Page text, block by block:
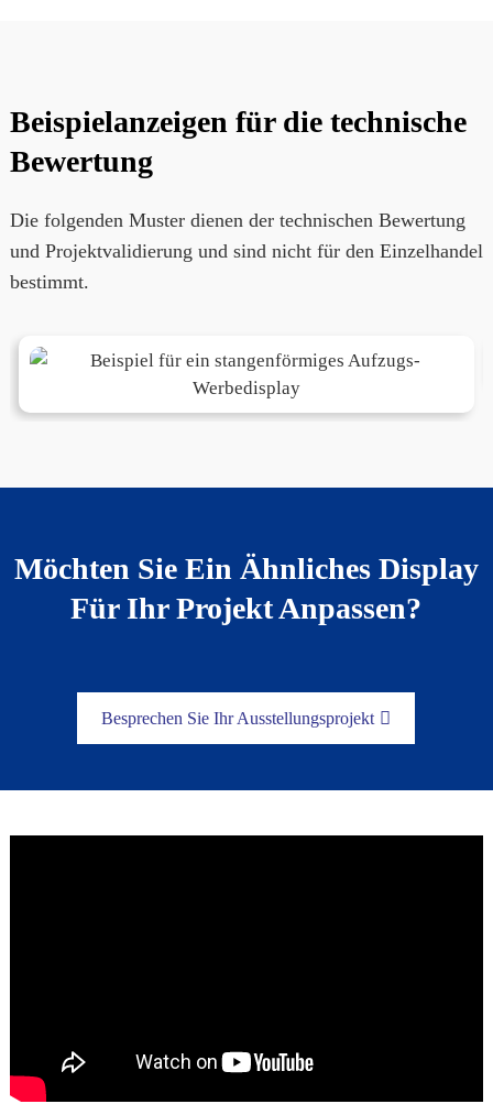
Beispielanzeigen für die technische
Bewertung
Die folgenden Muster dienen der technischen Bewertung
und Projektvalidierung und sind nicht für den Einzelhandel
bestimmt.
Möchten Sie Ein Ähnliches Display
Für Ihr Projekt Anpassen?
Besprechen Sie Ihr Ausstellungsprojekt